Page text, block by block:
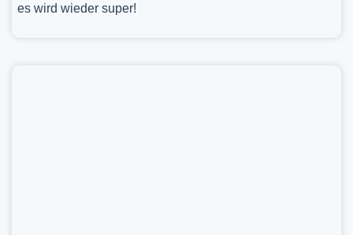
es wird wieder super!